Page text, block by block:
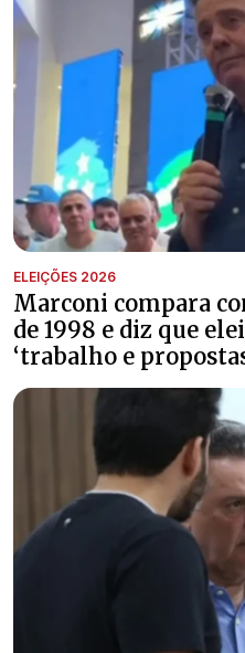
ELEIÇÕES 2026
Marconi compara
de 1998 e diz que
‘trabalho e